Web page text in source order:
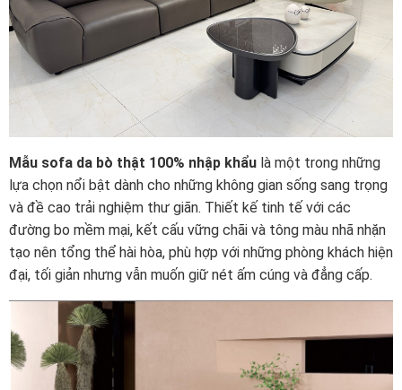
Mẫu sofa da bò thật 100% nhập khẩu là một trong những
lựa chọn nổi bật dành cho những không gian sống sang trọng
và đề cao trải nghiệm thư giãn. Thiết kế tinh tế với các
đường bo mềm mại, kết cấu vững chãi và tông màu nhã nhặn
tạo nên tổng thể hài hòa, phù hợp với những phòng khách hiện
đại, tối giản nhưng vẫn muốn giữ nét ấm cúng và đẳng cấp.